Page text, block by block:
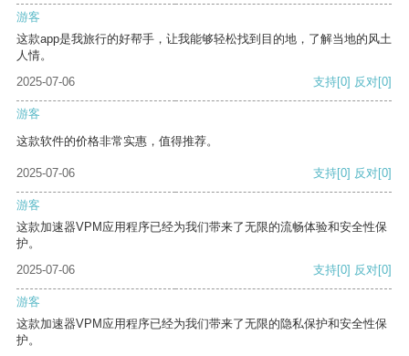
游客
这款app是我旅行的好帮手，让我能够轻松找到目的地，了解当地的风土
人情。
2025-07-06
支持[0] 反对[0]
游客
这款软件的价格非常实惠，值得推荐。
2025-07-06 支持[0] 反对[0]
游客
这款加速器VPM应用程序已经为我们带来了无限的流畅体验和安全性保
护。
2025-07-06
支持[0] 反对[0]
游客
这款加速器VPM应用程序已经为我们带来了无限的隐私保护和安全性保
护。